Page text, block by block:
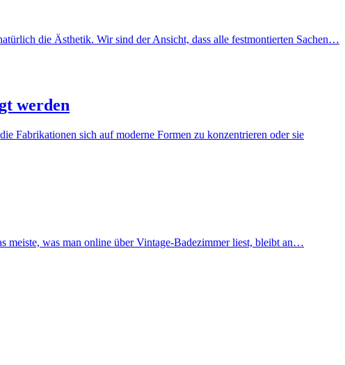
die Ästhetik. Wir sind der Ansicht, dass alle festmontierten Sachen…
werden
Fabrikationen sich auf moderne Formen zu konzentrieren oder sie
meiste, was man online über Vintage-Badezimmer liest, bleibt an…